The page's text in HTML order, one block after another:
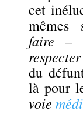
cet
mêmes
faire –
respecter
du
là pour
voie